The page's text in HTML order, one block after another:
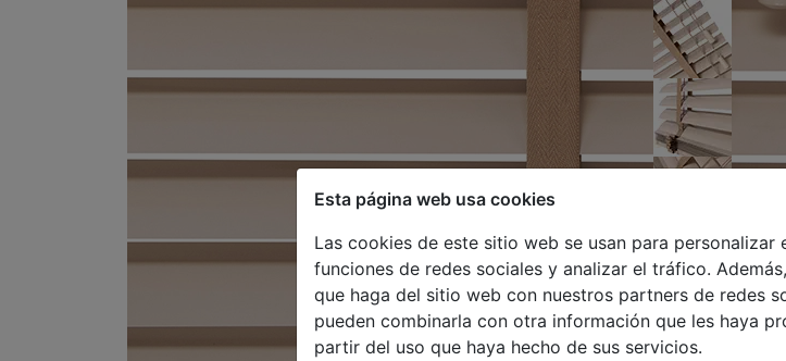
Esta página web usa cookies
Las cookies de este sitio web se usan para
funciones de redes sociales y analizar el tráfico.
que haga del sitio web con nuestros partners de redes
pueden combinarla con otra información que les haya
partir del uso que haya hecho de sus servicios.